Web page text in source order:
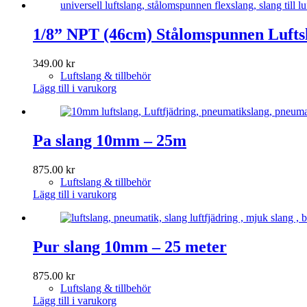
1/8” NPT (46cm) Stålomspunnen
349.00 kr
Luftslang & tillbehör
Lägg till i varukorg
Pa slang 10mm – 25m
875.00 kr
Luftslang & tillbehör
Lägg till i varukorg
Pur slang 10mm – 25 meter
875.00 kr
Luftslang & tillbehör
Lägg till i varukorg